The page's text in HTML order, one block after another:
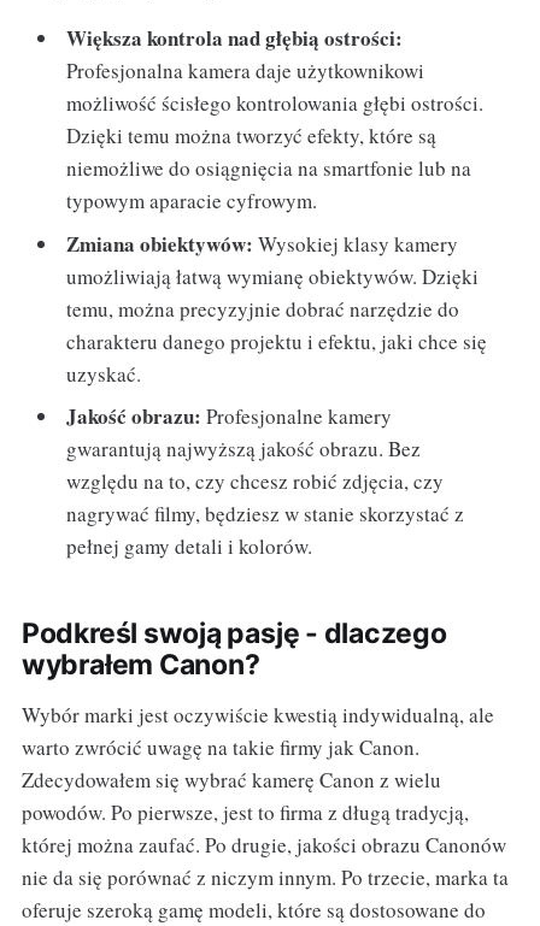
Większa kontrola nad głębią ostrości:
Profesjonalna kamera daje użytkownikowi
możliwość ścisłego kontrolowania głębi ostrości.
Dzięki temu można tworzyć efekty, które są
niemożliwe do osiągnięcia na smartfonie lub na
typowym aparacie cyfrowym.
Zmiana obiektywów: Wysokiej klasy kamery
umożliwiają łatwą wymianę obiektywów. Dzięki
temu, można precyzyjnie dobrać narzędzie do
charakteru danego projektu i efektu, jaki chce się
uzyskać.
Jakość obrazu: Profesjonalne kamery
gwarantują najwyższą jakość obrazu. Bez
względu na to, czy chcesz robić zdjęcia, czy
nagrywać filmy, będziesz w stanie skorzystać z
pełnej gamy detali i kolorów.
Podkreśl swoją pasję - dlaczego
wybrałem Canon?
Wybór marki jest oczywiście kwestią indywidualną, ale
warto zwrócić uwagę na takie firmy jak Canon.
Zdecydowałem się wybrać kamerę Canon z wielu
powodów. Po pierwsze, jest to firma z długą tradycją,
której można zaufać. Po drugie, jakości obrazu Canonów
nie da się porównać z niczym innym. Po trzecie, marka ta
oferuje szeroką gamę modeli, które są dostosowane do